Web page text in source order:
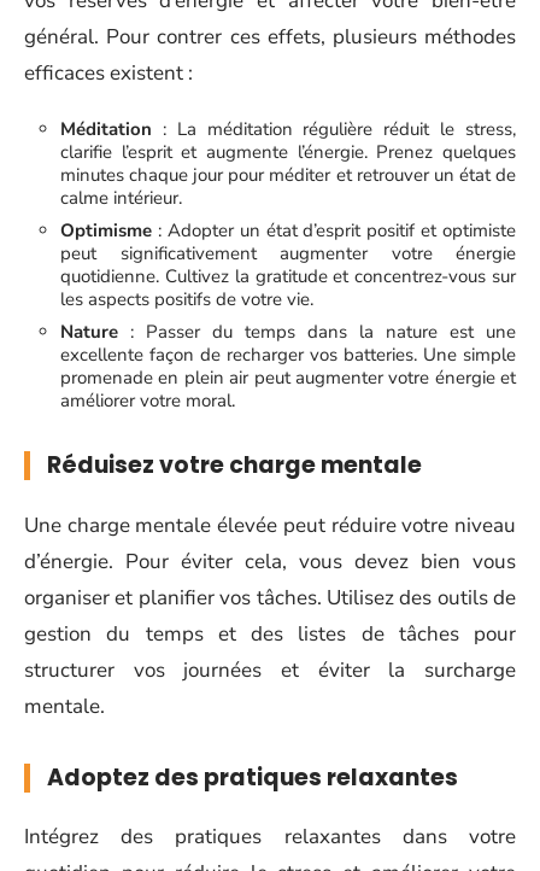
général. Pour contrer ces effets, plusieurs méthodes
efficaces existent :
Méditation : La méditation régulière réduit le stress,
clarifie l’esprit et augmente l’énergie. Prenez quelques
minutes chaque jour pour méditer et retrouver un état de
calme intérieur.
Optimisme : Adopter un état d’esprit positif et optimiste
peut significativement augmenter votre énergie
quotidienne. Cultivez la gratitude et concentrez-vous sur
les aspects positifs de votre vie.
Nature : Passer du temps dans la nature est une
excellente façon de recharger vos batteries. Une simple
promenade en plein air peut augmenter votre énergie et
améliorer votre moral.
Réduisez votre charge mentale
Une charge mentale élevée peut réduire votre niveau
d’énergie. Pour éviter cela, vous devez bien vous
organiser et planifier vos tâches. Utilisez des outils de
gestion du temps et des listes de tâches pour
structurer vos journées et éviter la surcharge
mentale.
Adoptez des pratiques relaxantes
Intégrez des pratiques relaxantes dans votre